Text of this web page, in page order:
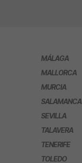
MÁLAGA
MALLORCA
MURCIA
SALAMANCA
SEVILLA
TALAVERA
TENERIFE
TOLEDO